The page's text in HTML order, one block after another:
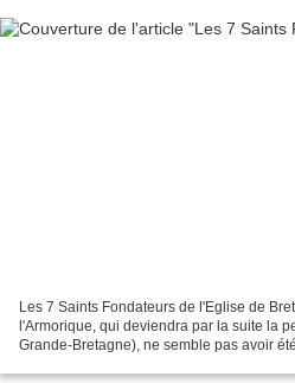
Les 7 Saints Fondateurs de l'Eglise de
l'Armorique, qui deviendra par la suite la
Grande-Bretagne), ne semble pas avoir